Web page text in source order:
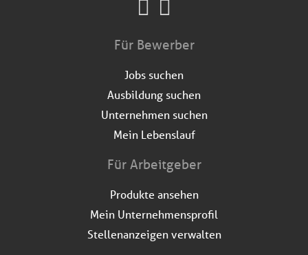
Für Bewerber
Jobs suchen
Ausbildung suchen
Unternehmen suchen
Mein Lebenslauf
Für Arbeitgeber
Produkte ansehen
Mein Unternehmensprofil
Stellenanzeigen verwalten